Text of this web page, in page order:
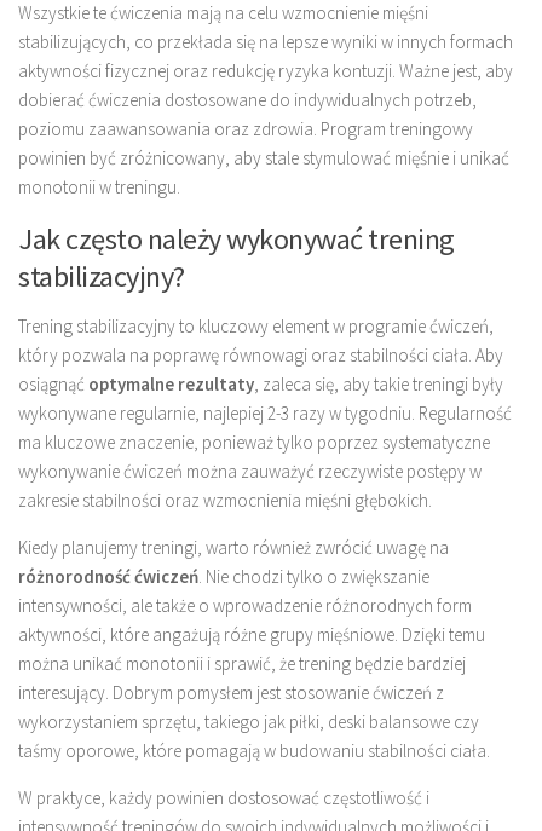
Wszystkie te ćwiczenia mają na celu wzmocnienie mięśni
stabilizujących, co przekłada się na lepsze wyniki w innych formach
aktywności fizycznej oraz redukcję ryzyka kontuzji. Ważne jest, aby
dobierać ćwiczenia dostosowane do indywidualnych potrzeb,
poziomu zaawansowania oraz zdrowia. Program treningowy
powinien być zróżnicowany, aby stale stymulować mięśnie i unikać
monotonii w treningu.
Jak często należy wykonywać trening
stabilizacyjny?
Trening stabilizacyjny to kluczowy element w programie ćwiczeń,
który pozwala na poprawę równowagi oraz stabilności ciała. Aby
osiągnąć optymalne rezultaty, zaleca się, aby takie treningi były
wykonywane regularnie, najlepiej 2-3 razy w tygodniu. Regularność
ma kluczowe znaczenie, ponieważ tylko poprzez systematyczne
wykonywanie ćwiczeń można zauważyć rzeczywiste postępy w
zakresie stabilności oraz wzmocnienia mięśni głębokich.
Kiedy planujemy treningi, warto również zwrócić uwagę na
różnorodność ćwiczeń. Nie chodzi tylko o zwiększanie
intensywności, ale także o wprowadzenie różnorodnych form
aktywności, które angażują różne grupy mięśniowe. Dzięki temu
można unikać monotonii i sprawić, że trening będzie bardziej
interesujący. Dobrym pomysłem jest stosowanie ćwiczeń z
wykorzystaniem sprzętu, takiego jak piłki, deski balansowe czy
taśmy oporowe, które pomagają w budowaniu stabilności ciała.
W praktyce, każdy powinien dostosować częstotliwość i